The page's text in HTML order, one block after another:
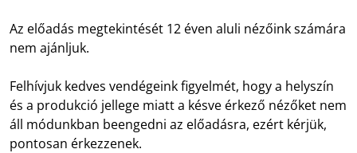
Az előadás megtekintését 12 éven aluli nézőink számára
nem ajánljuk.
Felhívjuk kedves vendégeink figyelmét, hogy a helyszín
és a produkció jellege miatt a késve érkező nézőket nem
áll módunkban beengedni az előadásra, ezért kérjük,
pontosan érkezzenek.